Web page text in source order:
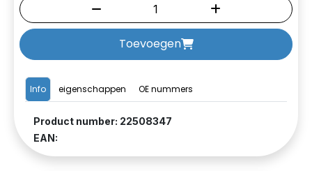
Info eigenschappen OE nummers
Product number: 22508347
EAN:
Toevoegen